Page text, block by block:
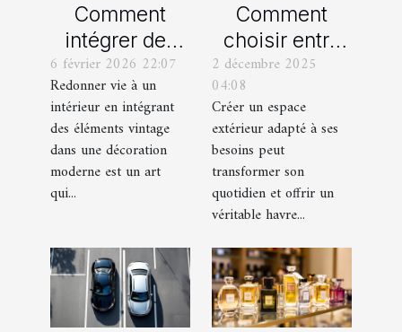
Comment
intégrer des
éléments
vintage dans
une décoration
moderne ?
6 février 2026 22:07
Redonner vie à un
intérieur en intégrant
des éléments vintage
dans une décoration
moderne est un art
qui...
Comment
choisir entre
un jardin, une
terrasse et un
balcon pour
votre espace
extérieur ?
2 décembre 2025
04:08
Créer un espace
extérieur adapté à ses
besoins peut
transformer son
quotidien et offrir un
véritable havre...